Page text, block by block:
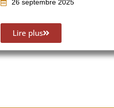
26 septembre 2025
Lire plus